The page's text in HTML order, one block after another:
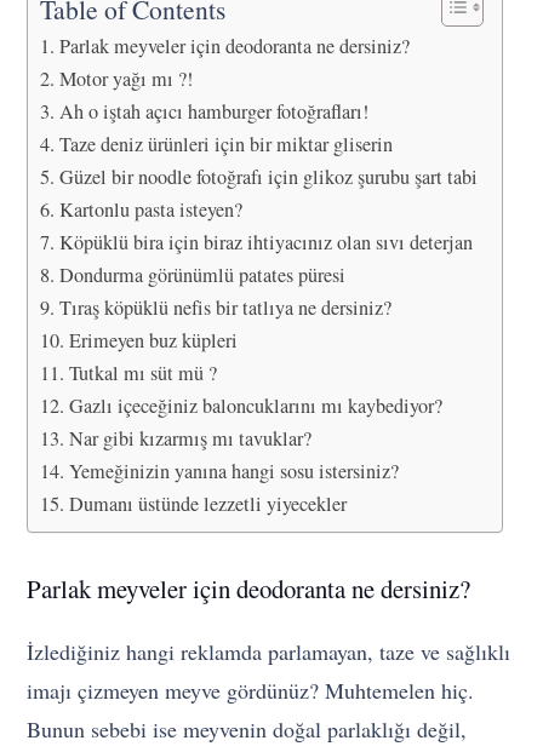
Table of Contents
Parlak meyveler için deodoranta ne dersiniz?
Motor yağı mı ?!
Ah o iştah açıcı hamburger fotoğrafları!
Taze deniz ürünleri için bir miktar gliserin
Güzel bir noodle fotoğrafı için glikoz şurubu şart tabi
Kartonlu pasta isteyen?
Köpüklü bira için biraz ihtiyacınız olan sıvı deterjan
Dondurma görünümlü patates püresi
Tıraş köpüklü nefis bir tatlıya ne dersiniz?
Erimeyen buz küpleri
Tutkal mı süt mü ?
Gazlı içeceğiniz baloncuklarını mı kaybediyor?
Nar gibi kızarmış mı tavuklar?
Yemeğinizin yanına hangi sosu istersiniz?
Dumanı üstünde lezzetli yiyecekler
Parlak meyveler için deodoranta ne dersiniz?
İzlediğiniz hangi reklamda parlamayan, taze ve sağlıklı
imajı çizmeyen meyve gördünüz? Muhtemelen hiç.
Bunun sebebi ise meyvenin doğal parlaklığı değil,